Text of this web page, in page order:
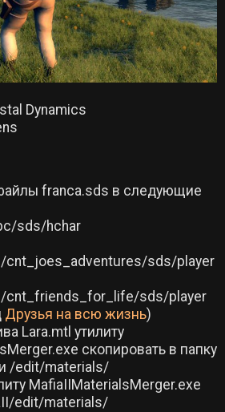
Dynamics
franca.sds в следующие
sds/hchar
cnt_joes_adventures/sds/player
cnt_friends_for_life/sds/player
Друзья на всю жизнь)
Lara.mtl утилиту
скопировать в папку
/edit/materials/
MafiaIIMaterialsMerger.exe
edit/materials/